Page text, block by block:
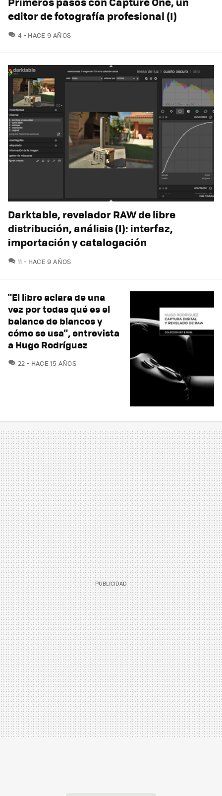
editor de fotografía profesional (I)
4 COMENTARIOS
HACE 9 AÑOS
Darktable, revelador RAW de libre
distribución, análisis (I): interfaz,
importación y catalogación
11 COMENTARIOS
HACE 9 AÑOS
"El libro aclara de una
vez por todas qué es el
balance de blancos y
cómo se usa", entrevista
a Hugo Rodríguez
22 COMENTARIOS
HACE 15 AÑOS